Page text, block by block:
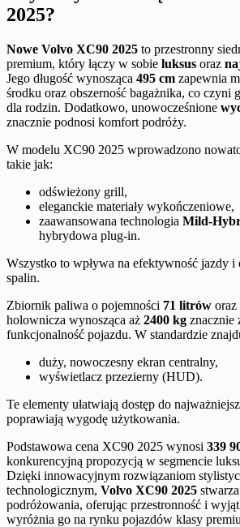
2025?
Nowe Volvo XC90 2025 to przestronny
premium, który łączy w sobie luksus oraz
Jego długość wynosząca 495 cm zapewnia
środku oraz obszerność bagażnika, co czyni
dla rodzin. Dodatkowo, unowocześnione
znacznie podnosi komfort podróży.
W modelu XC90 2025 wprowadzono
takie jak:
odświeżony grill,
eleganckie materiały wykończeniowe,
zaawansowana technologia Mild-
hybrydowa plug-in.
Wszystko to wpływa na efektywność jazdy i
spalin.
Zbiornik paliwa o pojemności 71 litrów oraz
holownicza wynosząca aż 2400 kg znacznie
funkcjonalność pojazdu. W standardzie
duży, nowoczesny ekran centralny,
wyświetlacz przezierny (HUD).
Te elementy ułatwiają dostęp do
poprawiają wygodę użytkowania.
Podstawowa cena XC90 2025 wynosi 339
konkurencyjną propozycją w segmencie
Dzięki innowacyjnym rozwiązaniom
technologicznym, Volvo XC90 2025
podróżowania, oferując przestronność i
wyróżnia go na rynku pojazdów klasy